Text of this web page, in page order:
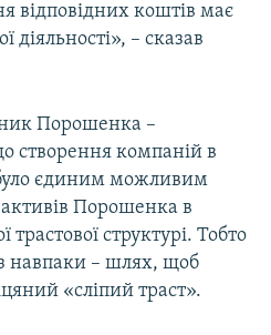
відповідних коштів має
діяльності», – сказав
Порошенка –
створення компаній в
єдиним можливим
Порошенка в
структурі. Тобто
навпаки – шлях, щоб
«сліпий траст».